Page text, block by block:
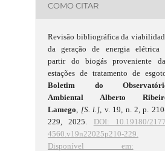
COMO CITAR
Revisão bibliográfica da
da geração de energia elétrica
partir do biogás proveniente
estações de tratamento de
Boletim do
Ambiental Alberto
Lamego
[S. l.] , v. 19, n. 2, p.
229, 2025. DOI: 10.19180/
4560.v19n22025p210-229.
Disponível em: